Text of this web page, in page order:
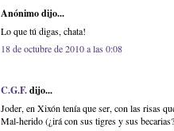
Anónimo dijo...
Lo que tú digas, chata!
18 de octubre de 2010 a las 0:08
C.G.F.dijo...
Joder, en Xixón tenía que ser, con las risas
Mal-herido (¿irá con sus tigres y sus